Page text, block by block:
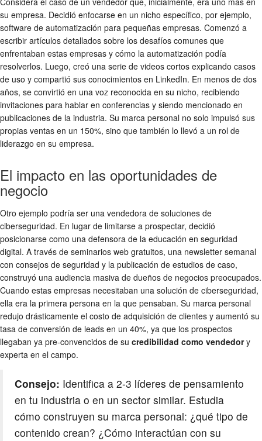
su empresa. Decidió enfocarse en un nicho específico, por ejemplo,
software de automatización para pequeñas empresas. Comenzó a
escribir artículos detallados sobre los desafíos comunes que
enfrentaban estas empresas y cómo la automatización podía
resolverlos. Luego, creó una serie de videos cortos explicando casos
de uso y compartió sus conocimientos en LinkedIn. En menos de dos
años, se convirtió en una voz reconocida en su nicho, recibiendo
invitaciones para hablar en conferencias y siendo mencionado en
publicaciones de la industria. Su marca personal no solo impulsó sus
propias ventas en un 150%, sino que también lo llevó a un rol de
liderazgo en su empresa.
El impacto en las oportunidades de
negocio
Otro ejemplo podría ser una vendedora de soluciones de
ciberseguridad. En lugar de limitarse a prospectar, decidió
posicionarse como una defensora de la educación en seguridad
digital. A través de seminarios web gratuitos, una newsletter semanal
con consejos de seguridad y la publicación de estudios de caso,
construyó una audiencia masiva de dueños de negocios preocupados.
Cuando estas empresas necesitaban una solución de ciberseguridad,
ella era la primera persona en la que pensaban. Su marca personal
redujo drásticamente el costo de adquisición de clientes y aumentó su
tasa de conversión de leads en un 40%, ya que los prospectos
llegaban ya pre-convencidos de su credibilidad como vendedory
experta en el campo.
Consejo: Identifica a 2-3 líderes de pensamiento
en tu industria o en un sector similar. Estudia
cómo construyen su marca personal: ¿qué tipo de
contenido crean? ¿Cómo interactúan con su